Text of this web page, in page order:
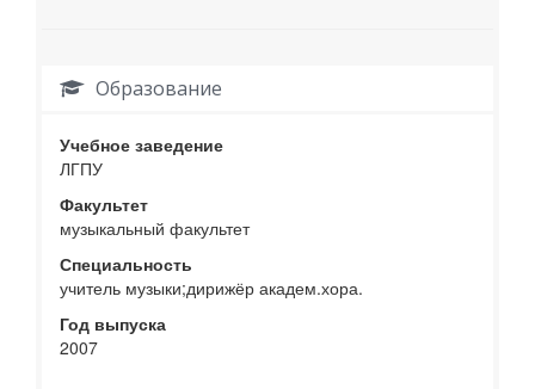
Образование
Учебное заведение
ЛГПУ
Факультет
музыкальный факультет
Специальность
учитель музыки;дирижёр академ.хора.
Год выпуска
2007